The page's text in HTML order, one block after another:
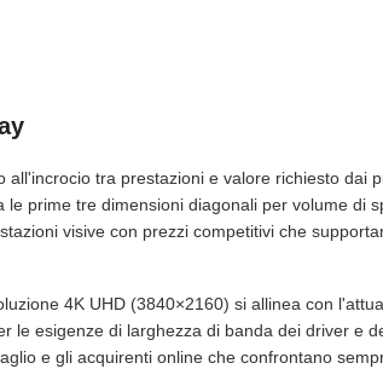
tra prestazioni e valore richiesto dai
prime tre dimensioni diagonali per volume di
visive con prezzi competitivi che
4K UHD (3840×2160) si allinea con
le esigenze di larghezza di banda dei driver e
e gli acquirenti online che confrontano